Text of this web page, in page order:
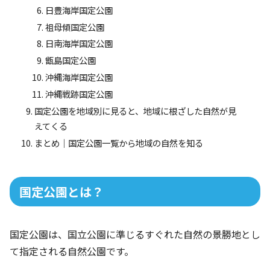
日豊海岸国定公園
祖母傾国定公園
日南海岸国定公園
甑島国定公園
沖縄海岸国定公園
沖縄戦跡国定公園
国定公園を地域別に見ると、地域に根ざした自然が見
えてくる
まとめ｜国定公園一覧から地域の自然を知る
国定公園とは？
国定公園は、国立公園に準じるすぐれた自然の景勝地とし
て指定される自然公園です。